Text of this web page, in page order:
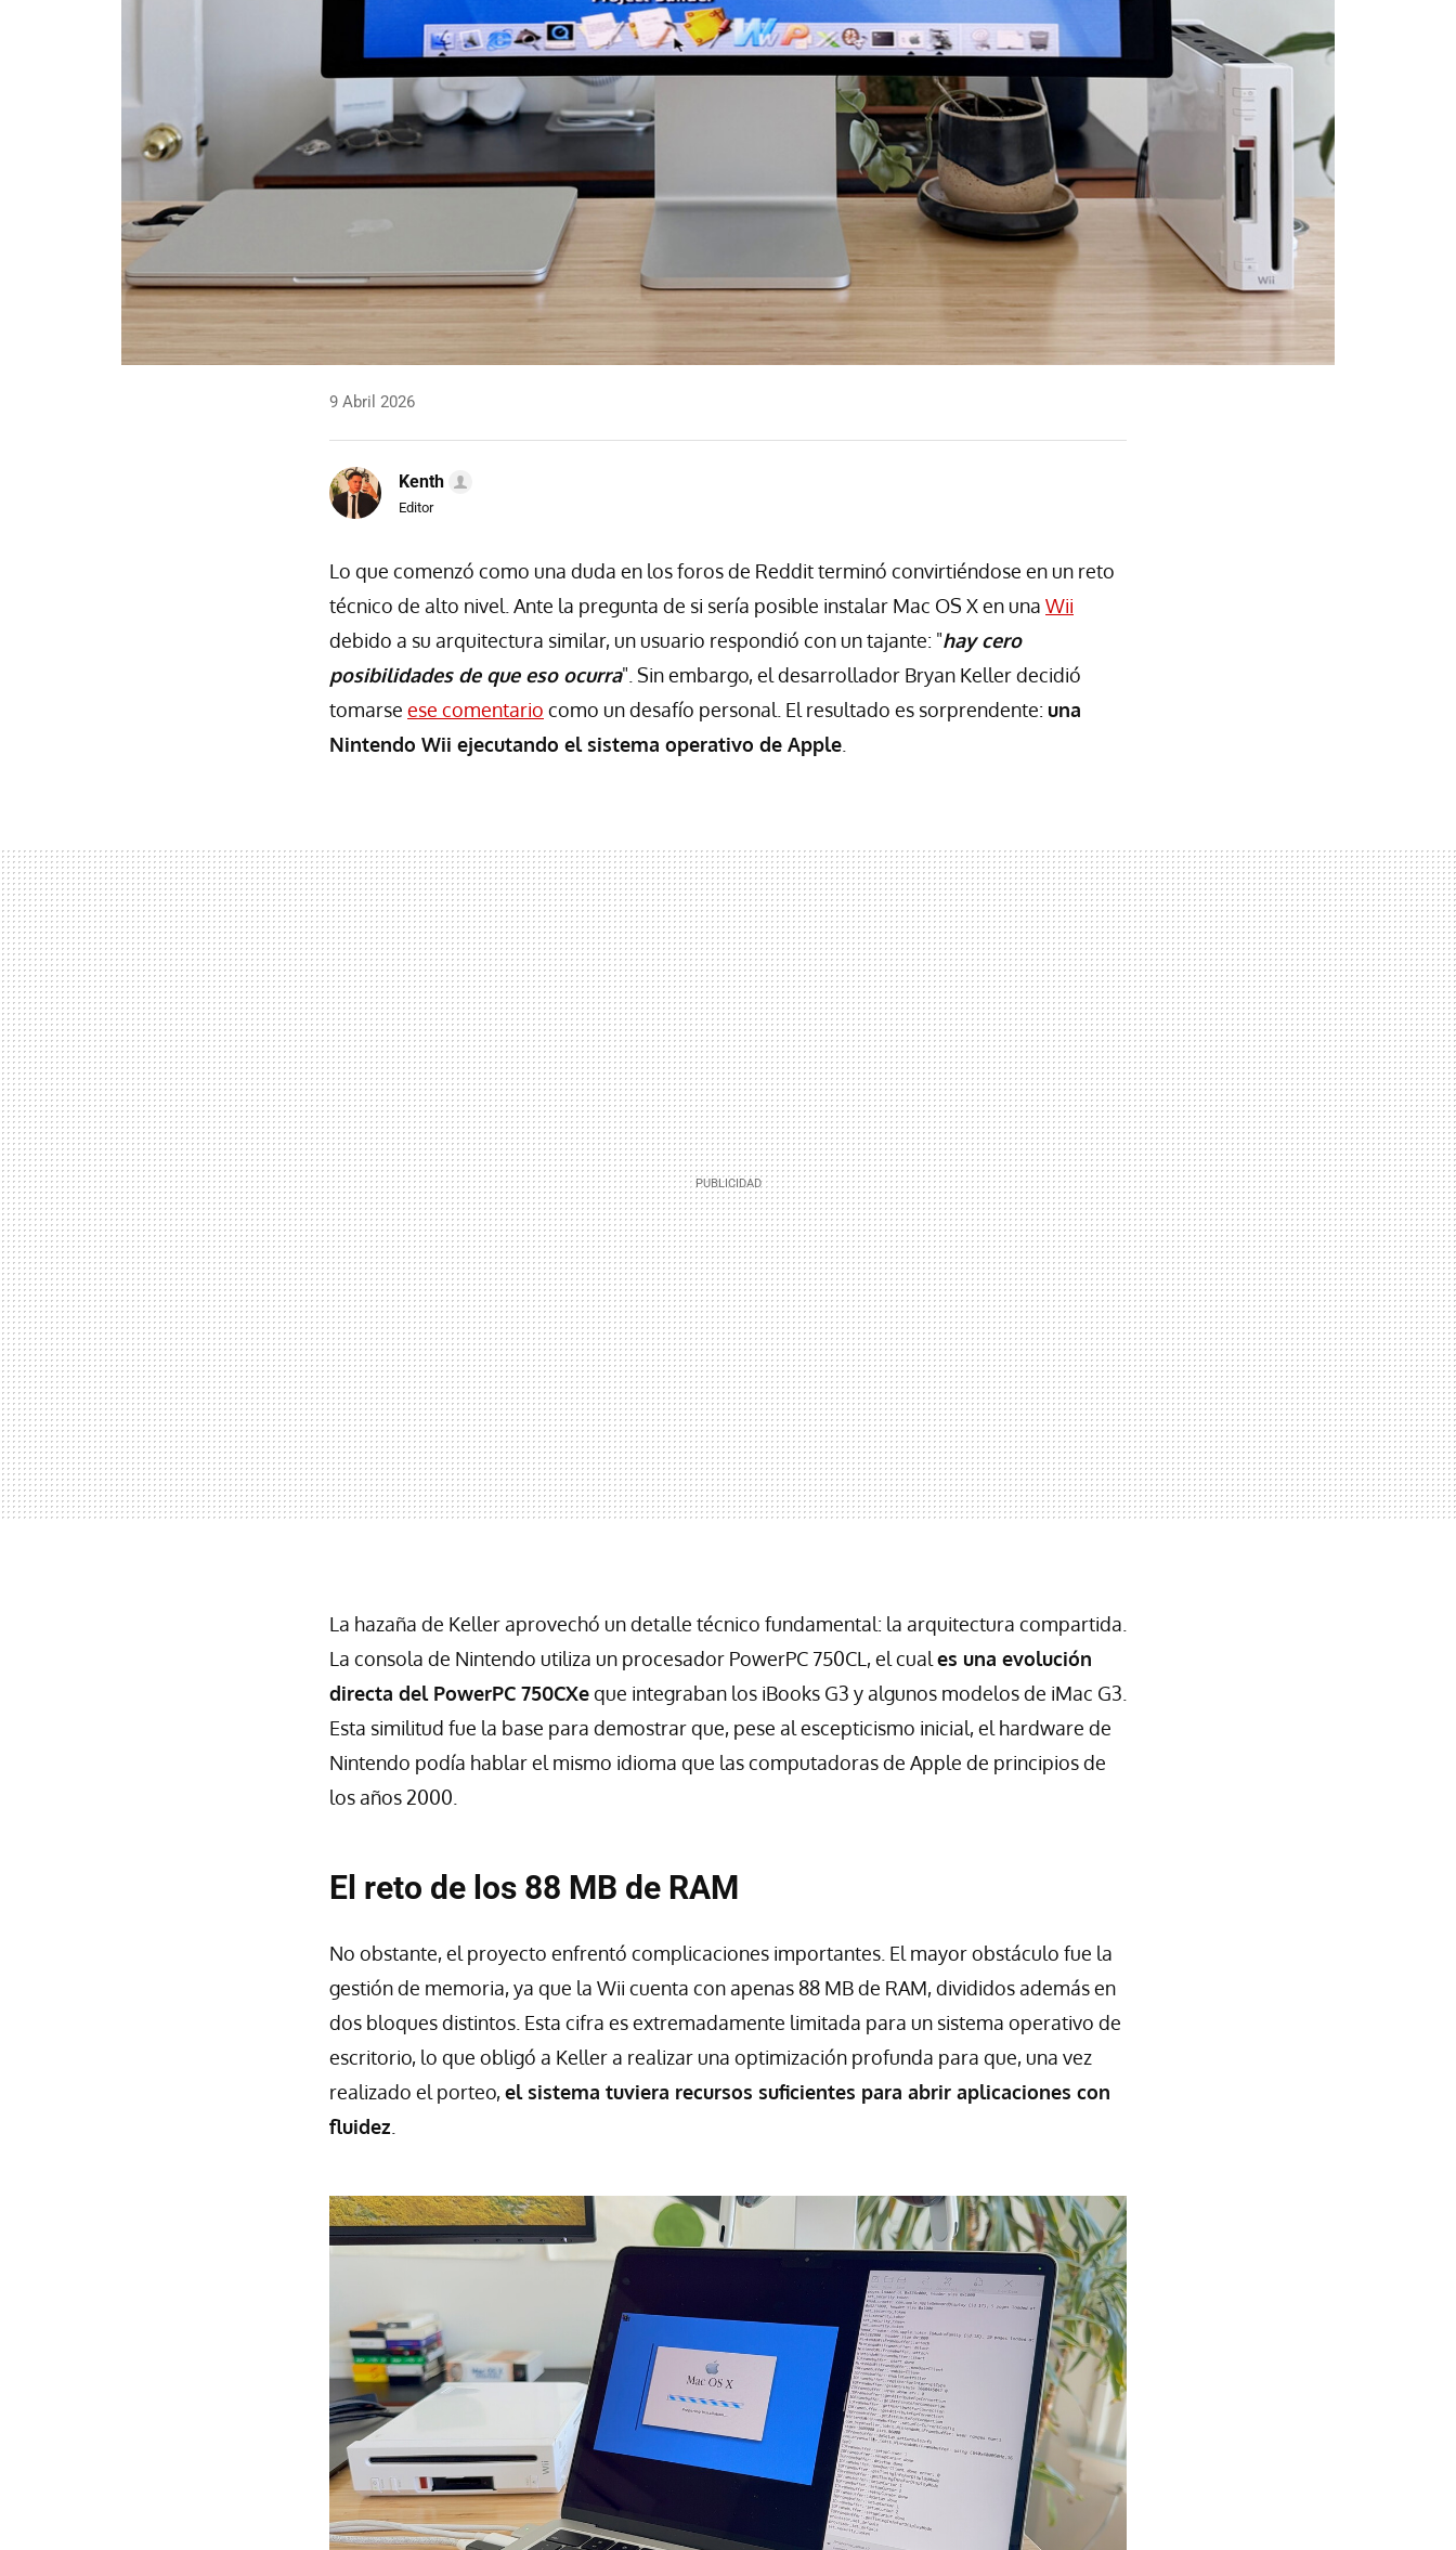
9 Abril 2026
Kenth
Editor
Lo que comenzó como una duda en los foros de Reddit terminó convirtiéndose en un reto
técnico de alto nivel. Ante la pregunta de si sería posible instalar Mac OS X en una Wii
debido a su arquitectura similar, un usuario respondió con un tajante: "hay cero
posibilidades de que eso ocurra". Sin embargo, el desarrollador Bryan Keller decidió
tomarse ese comentario como un desafío personal. El resultado es sorprendente: una
Nintendo Wii ejecutando el sistema operativo de Apple
La hazaña de Keller aprovechó un detalle técnico fundamental: la arquitectura compartida.
La consola de Nintendo utiliza un procesador PowerPC 750CL, el cual es una evolución
directa del PowerPC 750CXeque integraban los iBooks G3 y algunos modelos de iMac G3.
Esta similitud fue la base para demostrar que, pese al escepticismo inicial, el hardware de
Nintendo podía hablar el mismo idioma que las computadoras de Apple de principios de
los años 2000.
El reto de los 88 MB de RAM
No obstante, el proyecto enfrentó complicaciones importantes. El mayor obstáculo fue la
gestión de memoria, ya que la Wii cuenta con apenas 88 MB de RAM, divididos además en
dos bloques distintos. Esta cifra es extremadamente limitada para un sistema operativo de
escritorio, lo que obligó a Keller a realizar una optimización profunda para que, una vez
realizado el porteo,el sistema tuviera recursos suficientes para abrir aplicaciones con
fluidez